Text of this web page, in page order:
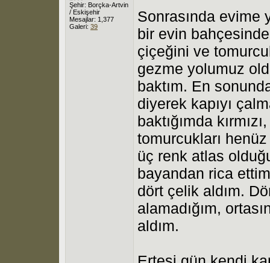
Şehir: Borçka-Artvin
/ Eskişehir
Mesajlar: 1,377
Galeri: 39
Sonrasında evime
bir evin
çiçeğini ve
gezme yolumuz
baktım. En
diyerek kapıyı
baktığımda
tomurcukları
üç renk atlas
bayandan rica
dört çelik aldım.
alamadığım,
aldım.